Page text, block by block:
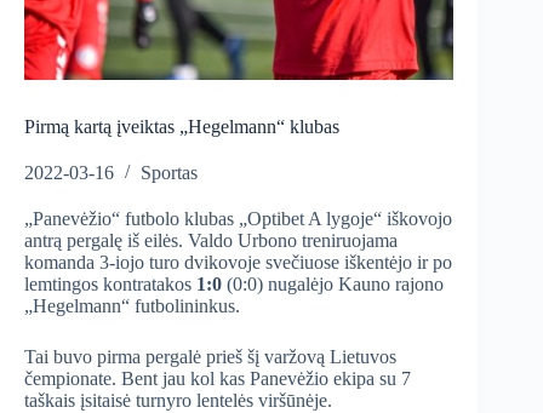
Pirmą kartą įveiktas „Hegelmann“ klubas
2022-03-16 Sportas
„Panevėžio“ futbolo klubas „Optibet A lygoje“ iškovojo
antrą pergalę iš eilės. Valdo Urbono treniruojama
komanda 3-iojo turo dvikovoje svečiuose iškentėjo ir po
lemtingos kontratakos 1:0 (0:0) nugalėjo Kauno rajono
„Hegelmann“ futbolininkus.
Tai buvo pirma pergalė prieš šį varžovą Lietuvos
čempionate. Bent jau kol kas Panevėžio ekipa su 7
taškais įsitaisė turnyro lentelės viršūnėje.